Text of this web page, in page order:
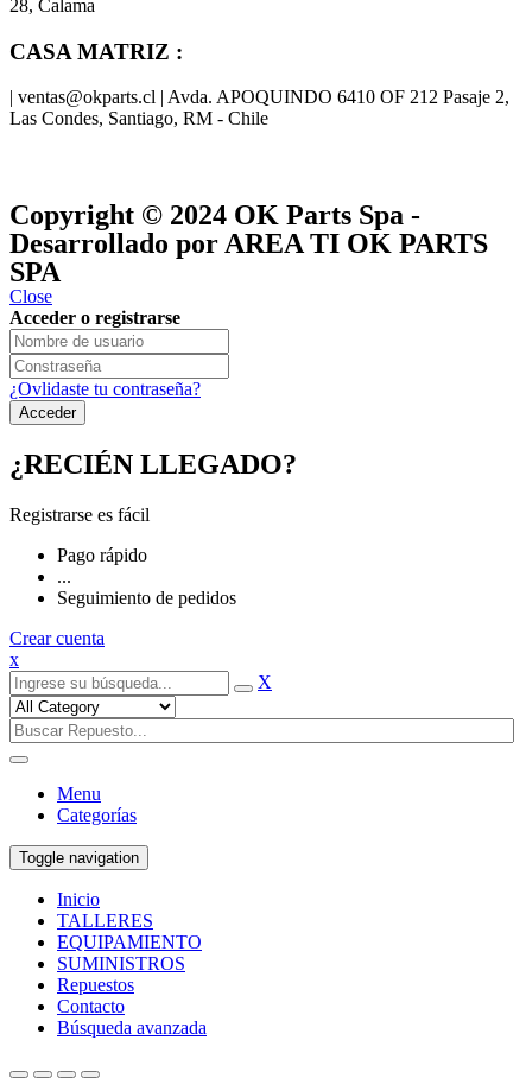
28, Calama
CASA MATRIZ :
| ventas@okparts.cl | Avda. APOQUINDO 6410 OF 212 Pasaje 2,
Las Condes, Santiago, RM - Chile
Copyright © 2024 OK Parts Spa -
Desarrollado por AREA TI OK PARTS
SPA
Close
Acceder o registrarse
¿Ovlidaste tu contraseña?
¿RECIÉN LLEGADO?
Registrarse es fácil
Pago rápido
...
Seguimiento de pedidos
Crear cuenta
x
X
Menu
Categorías
Toggle navigation
Inicio
TALLERES
EQUIPAMIENTO
SUMINISTROS
Repuestos
Contacto
Búsqueda avanzada